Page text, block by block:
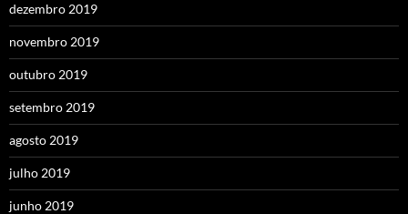
dezembro 2019
novembro 2019
outubro 2019
setembro 2019
agosto 2019
julho 2019
junho 2019